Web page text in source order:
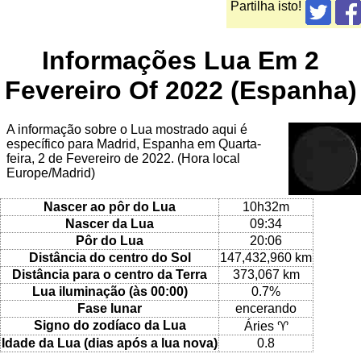
Partilha isto!
Informações Lua Em 2
Fevereiro Of 2022 (Espanha)
A informação sobre o Lua mostrado aqui é
específico para Madrid, Espanha em Quarta-
feira, 2 de Fevereiro de 2022. (Hora local
Europe/Madrid)
Nascer ao pôr do Lua
10h32m
Nascer da Lua
09:34
Pôr do Lua
20:06
Distância do centro do Sol
147,432,960 km
Distância para o centro da Terra
373,067 km
Lua iluminação (às 00:00)
0.7%
Fase lunar
encerando
Signo do zodíaco da Lua
Áries ♈
Idade da Lua (dias após a lua nova)
0.8